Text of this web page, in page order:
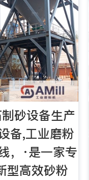
砂设备生产
备,工业磨粉
，·是一家专
型高效砂粉